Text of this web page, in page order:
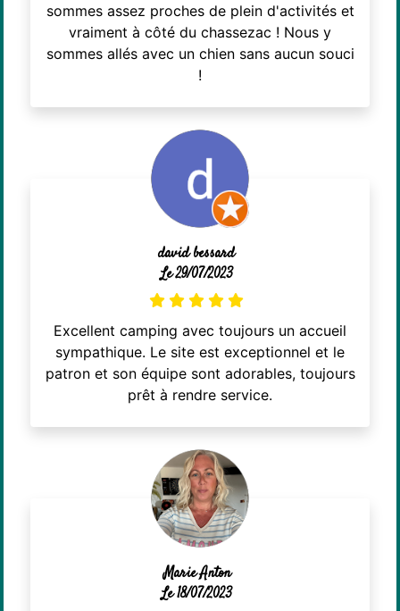
sommes assez proches de plein d'activités et
vraiment à côté du chassezac ! Nous y
sommes allés avec un chien sans aucun souci
!
david bessard
Le 29/07/2023
Excellent camping avec toujours un accueil
sympathique. Le site est exceptionnel et le
patron et son équipe sont adorables, toujours
prêt à rendre service.
Marie Anton
Le 18/07/2023